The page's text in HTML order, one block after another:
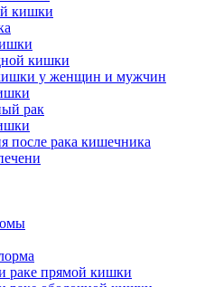
кишки
кишки
у женщин и мужчин
рак
после рака кишечника
раке прямой кишки